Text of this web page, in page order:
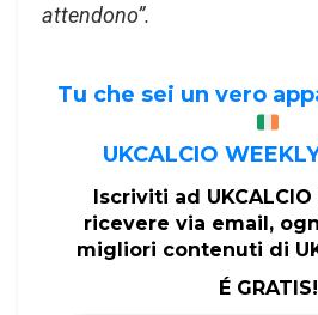
attendono”.
Tu che sei un vero
UKCALCIO
Iscriviti ad UKCALCIO
ricevere via email,
migliori contenuti di
É GRATIS!